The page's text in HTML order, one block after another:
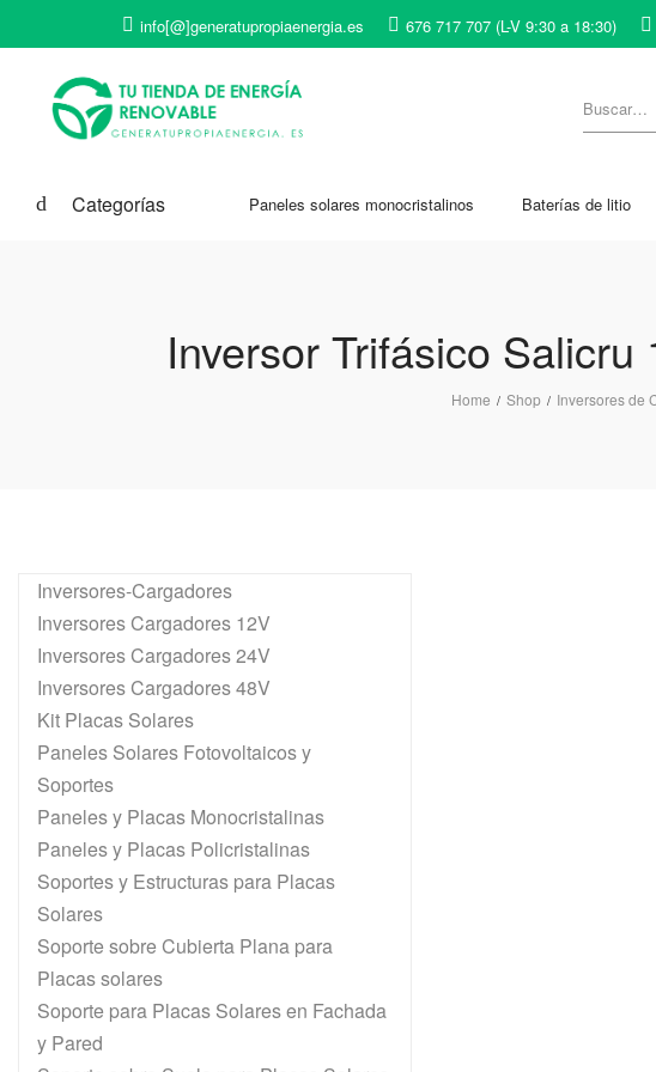
info[@]generatupropiaenergia.es 676 717 707 (L-V 9:30 a 18:30)
Categorías Paneles solares monocristalinos Baterías de litio
Inversor Trifásico
Home / Shop / Inversores de
Inversores-Cargadores
Inversores Cargadores 12V
Inversores Cargadores 24V
Inversores Cargadores 48V
Kit Placas Solares
Paneles Solares Fotovoltaicos y
Soportes
Paneles y Placas Monocristalinas
Paneles y Placas Policristalinas
Soportes y Estructuras para Placas
Solares
Soporte sobre Cubierta Plana para
Placas solares
Soporte para Placas Solares en Fachada
y Pared